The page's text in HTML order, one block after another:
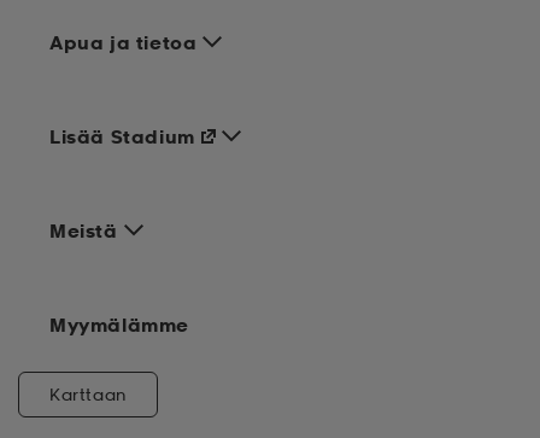
Apua ja tietoa
Meistä
Lisää Stadium
Myymälämme
Karttaan